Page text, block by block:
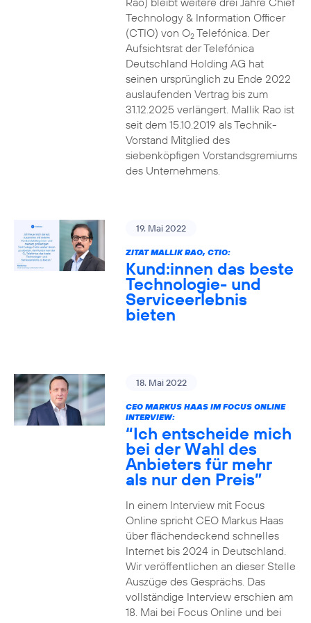
Technology & Information Officer
(CTIO) von O2Telefónica. Der
Aufsichtsrat der Telefónica
Deutschland Holding AG hat
seinen ursprünglich zu Ende 2022
auslaufenden Vertrag bis zum
31.12.2025 verlängert. Mallik Rao ist
seit dem 15.10.2019 als Technik-
Vorstand Mitglied des
siebenköpfigen Vorstandsgremiums
des Unternehmens.
19. Mai 2022
ZITAT MALLIK RAO, CTIO:
Kund:innen das beste
Technologie- und
Serviceerlebnis
bieten
18. Mai 2022
CEO MARKUS HAAS IM FOCUS ONLINE
INTERVIEW:
“Ich entscheide mich
bei der Wahl des
Anbieters für mehr
als nur den Preis”
In einem Interview mit Focus
Online spricht CEO Markus Haas
über flächendeckend schnelles
Internet bis 2024 in Deutschland.
Wir veröffentlichen an dieser Stelle
Auszüge des Gesprächs. Das
vollständige Interview erschien am
18. Mai bei Focus Online und bei